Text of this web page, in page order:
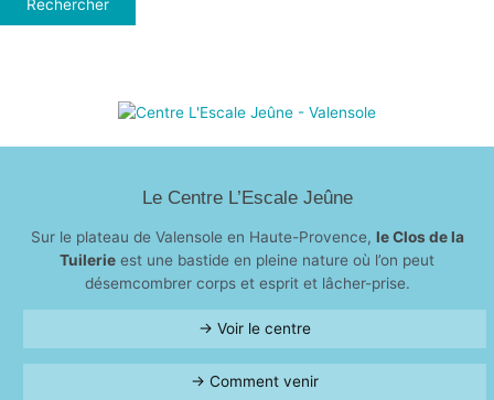
Le Centre L’Escale Jeûne
Sur le plateau de Valensole en Haute-Provence, le Clos de la
Tuilerie est une bastide en pleine nature où l’on peut
désemcombrer corps et esprit et lâcher-prise.
→ Voir le centre
→ Comment venir